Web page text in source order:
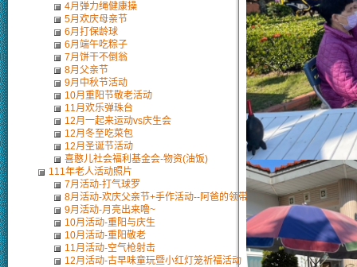
4月弹力绳健康操
5月欢庆母亲节
6月打保龄球
6月端午吃粽子
7月饼干不倒翁
8月父亲节
9月中秋节活动
10月重阳节敬老活动
11月欢乐弹珠台
12月一起来运动vs庆生会
12月冬至吃菜包
12月圣诞节活动
喜憨儿社会福利基金会-物资(油饭)
111年老人活动照片
7月活动-打气球罗
8月活动-欢庆父亲节+手作活动--阿爸的领带
9月活动-月亮出来噜~
10月活动-重阳与庆生
10月活动-重阳敬老
11月活动-空气枪射击
12月活动-古早味童玩暨小红灯笼祈福活动